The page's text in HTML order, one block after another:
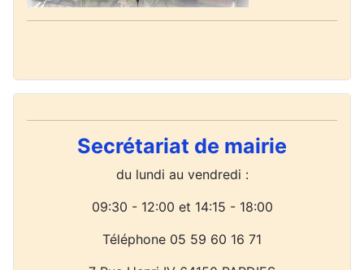
Secrétariat de mairie
du lundi au vendredi :
09:30 - 12:00 et 14:15 - 18:00
Téléphone 05 59 60 16 71